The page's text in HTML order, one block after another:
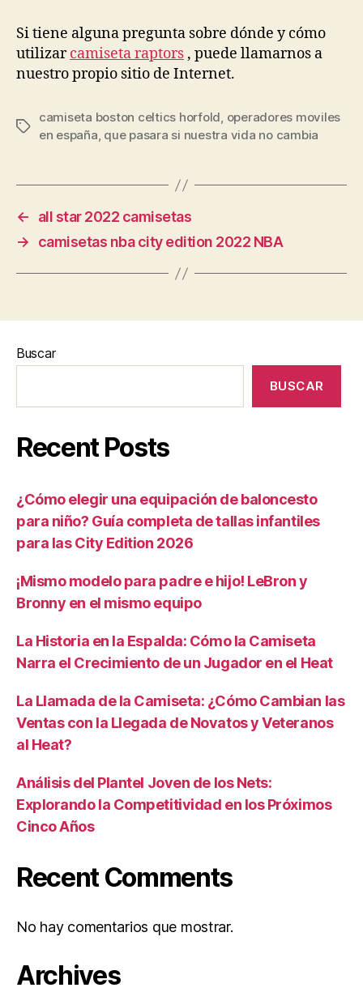
Si tiene alguna pregunta sobre dónde y cómo
utilizarcamiseta raptors , puede llamarnos a
nuestro propio sitio de Internet.
Etiquetas
camiseta boston celtics horfold, operadores moviles
en españa, que pasara si nuestra vida no cambia
←
all star 2022 camisetas
→
camisetas nba city edition 2022 NBA
Buscar
BUSCAR
Recent Posts
¿Cómo elegir una equipación de baloncesto
para niño? Guía completa de tallas infantiles
para las City Edition 2026
¡Mismo modelo para padre e hijo! LeBron y
Bronny en el mismo equipo
La Historia en la Espalda: Cómo la Camiseta
Narra el Crecimiento de un Jugador en el Heat
La Llamada de la Camiseta: ¿Cómo Cambian las
Ventas con la Llegada de Novatos y Veteranos
al Heat?
Análisis del Plantel Joven de los Nets:
Explorando la Competitividad en los Próximos
Cinco Años
Recent Comments
No hay comentarios que mostrar.
Archives